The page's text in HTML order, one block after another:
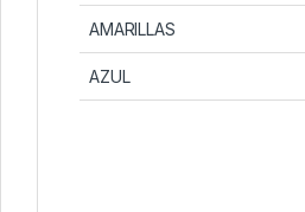
AMARILLAS
AZUL